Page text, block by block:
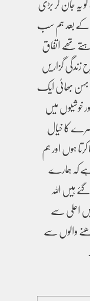
بعد ہم سب
تھے اتفاق
گزار یں
بہن بھائی ایک
میں
کا خیال
ہوں اور ہم
کہ ہمارے
ہیں اللہ
اعلی سے
والوں سے